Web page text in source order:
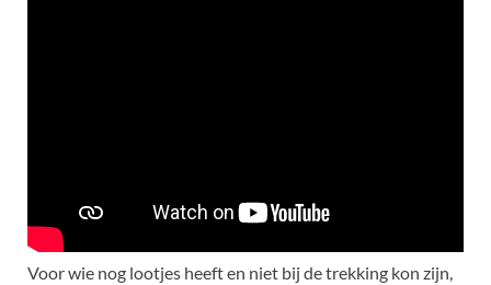
Voor wie nog lootjes heeft en niet bij de trekking kon zijn,